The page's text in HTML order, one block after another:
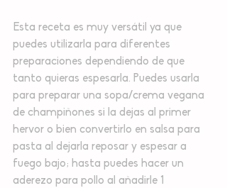
Esta receta es muy versátil ya que
puedes utilizarla para diferentes
preparaciones dependiendo de que
tanto quieras espesarla. Puedes usarla
para preparar una sopa/crema vegana
de champiñones si la dejas al primer
hervor o bien convertirlo en salsa para
pasta al dejarla reposar y espesar a
fuego bajo; hasta puedes hacer un
aderezo para pollo al añadirle 1